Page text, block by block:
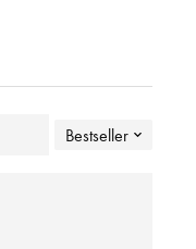
Bestseller